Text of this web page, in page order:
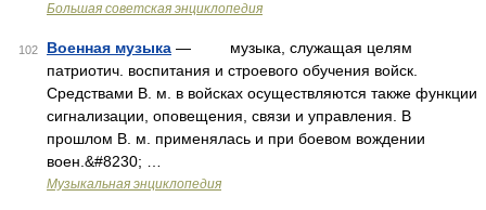
Большая советская энциклопедия
102 Военная музыка — музыка, служащая целям
патриотич. воспитания и строевого обучения войск.
Средствами В. м. в войсках осуществляются также функции
сигнализации, оповещения, связи и управления. В
прошлом В. м. применялась и при боевом вождении
воен.&#8230; …
Музыкальная энциклопедия